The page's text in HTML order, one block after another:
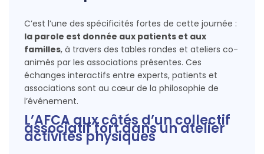
C’est l’une des spécificités fortes de cette journée :
la parole est donnée aux patients et aux
familles, à travers des tables rondes et ateliers co-
animés par les associations présentes. Ces
échanges interactifs entre experts, patients et
associations sont au cœur de la philosophie de
l’événement.
L’AFCA aux côtés d’un collectif
associatif fort dans un atelier
activités physiques